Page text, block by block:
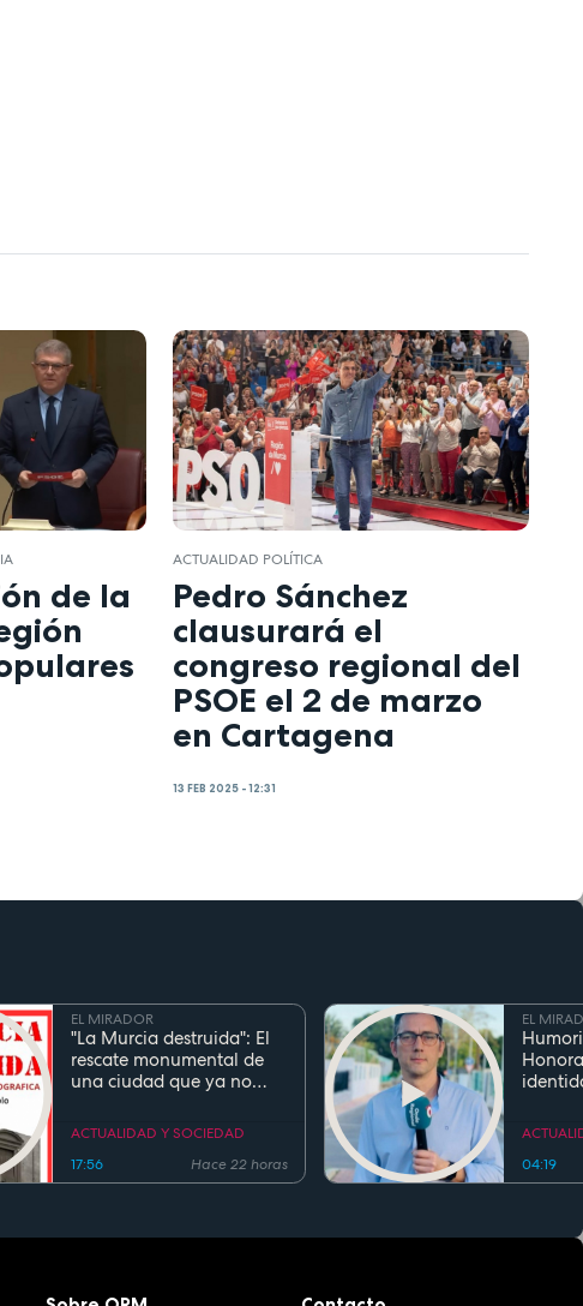
de la
ACTUALIDAD POLÍTICA
Pedro Sánchez
clausurará el
congreso regional del
PSOE el 2 de marzo
en Cartagena
13 FEB 2025 - 12:31
EL MIRADOR
"La Murcia destruida": El
rescate monumental de
una ciudad que ya no
ACTUALIDAD Y SOCIEDAD
17:56
Hace 22 horas
EL
Cierva
04:19